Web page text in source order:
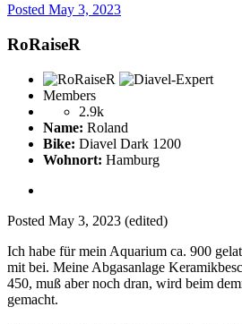
Posted May 3, 2023
RoRaiseR
Members
2.9k
Name: Roland
Bike: Diavel Dark 1200
Wohnort: Hamburg
Posted May 3, 2023 (edited)
Ich habe für mein Aquarium ca. 900
mit bei. Meine Abgasanlage
450, muß aber noch dran, wird beim
gemacht.